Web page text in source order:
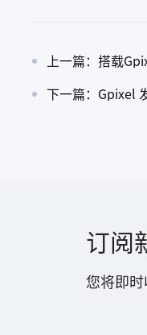
上一篇：搭载
下一篇：Gpixel
订阅
您将即